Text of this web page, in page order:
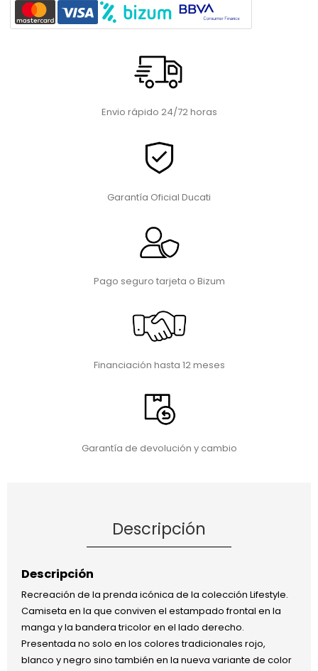
Envio rápido 24/72 horas
Garantía Oficial Ducati
Pago seguro tarjeta o Bizum
Financiación hasta 12 meses
Garantía de devolución y cambio
Descripción
Descripción
Recreación de la prenda icónica de la colección Lifestyle.
Camiseta en la que conviven el estampado frontal en la
manga y la bandera tricolor en el lado derecho.
Presentada no solo en los colores tradicionales rojo,
blanco y negro sino también en la nueva variante de color